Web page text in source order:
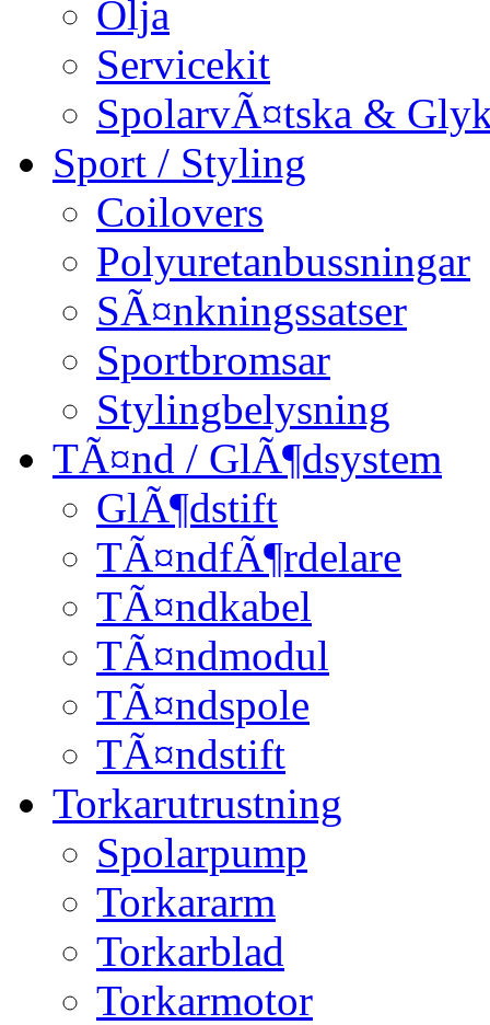
Olja
Servicekit
SpolarvÃ¤tska &
Sport / Styling
Coilovers
Polyuretanbussningar
SÃ¤nkningssatser
Sportbromsar
Stylingbelysning
TÃ¤nd / GlÃ¶dsystem
GlÃ¶dstift
TÃ¤ndfÃ¶rdelare
TÃ¤ndkabel
TÃ¤ndmodul
TÃ¤ndspole
TÃ¤ndstift
Torkarutrustning
Spolarpump
Torkararm
Torkarblad
Torkarmotor